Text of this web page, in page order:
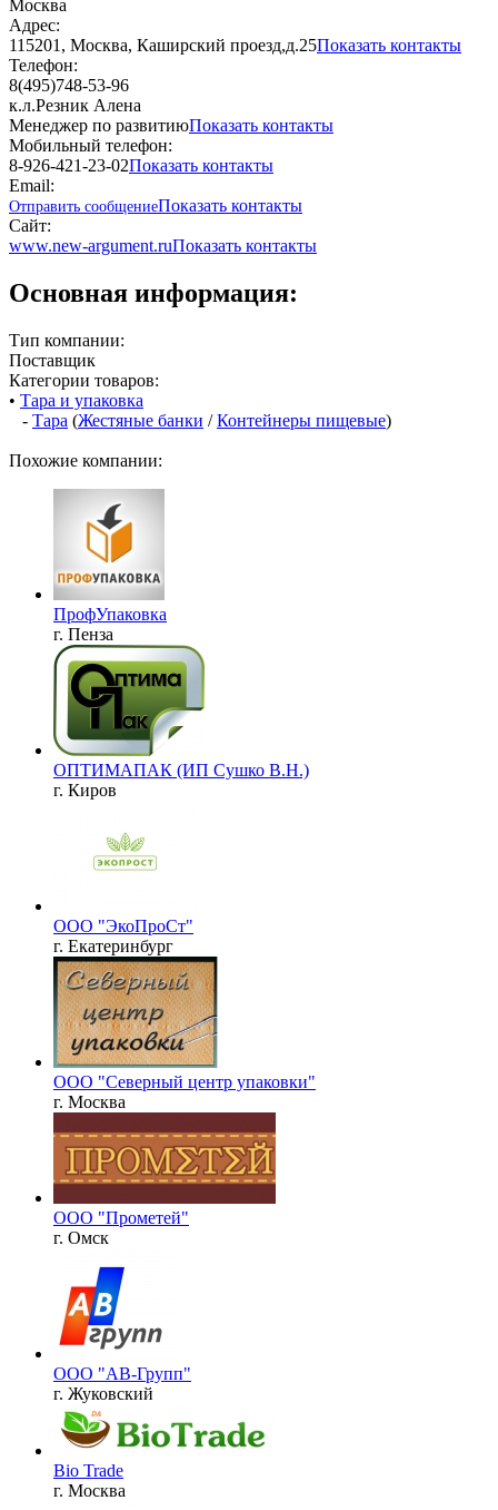
Москва
Адрес:
115201, Москва, Каширский проезд,д.25Показать контакты
Телефон:
8(495)748-53-96
к.л.Резник Алена
Менеджер по развитиюПоказать контакты
Мобильный телефон:
8-926-421-23-02Показать контакты
Email:
Отправить сообщениеПоказать контакты
Сайт:
www.new-argument.ruПоказать контакты
Основная информация:
Тип компании:
Поставщик
Категории товаров:
• Тара и упаковка
- Тара (Жестяные банки /Контейнеры пищевые)
Похожие компании:
ПрофУпаковка
г. Пенза
ОПТИМАПАК (ИП Сушко В.Н.)
г. Киров
ООО "ЭкоПроСт"
г. Екатеринбург
ООО "Северный центр упаковки"
г. Москва
ООО "Прометей"
г. Омск
ООО "АВ-Групп"
г. Жуковский
Bio Trade
г. Москва